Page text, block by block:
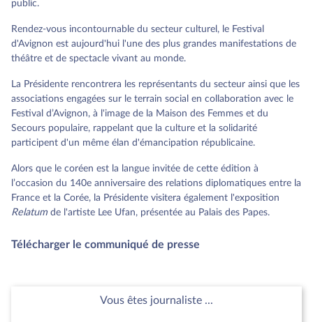
public.
Rendez-vous incontournable du secteur culturel, le Festival
d'Avignon est aujourd'hui l'une des plus grandes manifestations de
théâtre et de spectacle vivant au monde.
La Présidente rencontrera les représentants du secteur ainsi que les
associations engagées sur le terrain social en collaboration avec le
Festival d’Avignon, à l'image de la Maison des Femmes et du
Secours populaire, rappelant que la culture et la solidarité
participent d'un même élan d'émancipation républicaine.
Alors que le coréen est la langue invitée de cette édition à
l’occasion du 140e anniversaire des relations diplomatiques entre la
France et la Corée, la Présidente visitera également l'exposition
Relatumde l'artiste Lee Ufan, présentée au Palais des Papes.
Télécharger le communiqué de presse
Vous êtes journaliste ...